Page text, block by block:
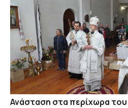
Ανάσταση στα περίχωρα του